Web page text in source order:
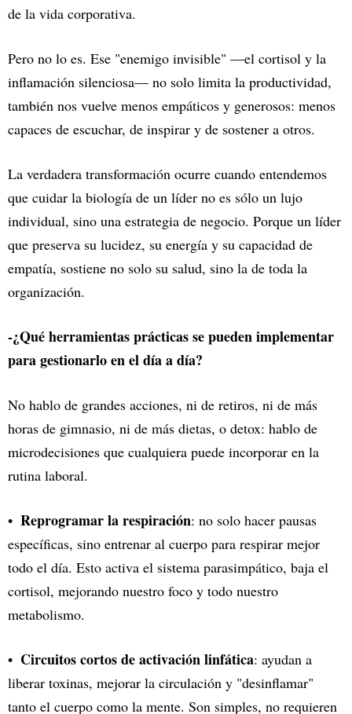
de la vida corporativa.
Pero no lo es. Ese "enemigo invisible" —el cortisol y la
inflamación silenciosa— no solo limita la productividad,
también nos vuelve menos empáticos y generosos: menos
capaces de escuchar, de inspirar y de sostener a otros.
La verdadera transformación ocurre cuando entendemos
que cuidar la biología de un líder no es sólo un lujo
individual, sino una estrategia de negocio. Porque un líder
que preserva su lucidez, su energía y su capacidad de
empatía, sostiene no solo su salud, sino la de toda la
organización.
-¿Qué herramientas prácticas se pueden implementar
para gestionarlo en el día a día?
No hablo de grandes acciones, ni de retiros, ni de más
horas de gimnasio, ni de más dietas, o detox: hablo de
microdecisiones que cualquiera puede incorporar en la
rutina laboral.
Reprogramar la respiración: no solo hacer pausas
específicas, sino entrenar al cuerpo para respirar mejor
todo el día. Esto activa el sistema parasimpático, baja el
cortisol, mejorando nuestro foco y todo nuestro
metabolismo.
Circuitos cortos de activación linfática: ayudan a
liberar toxinas, mejorar la circulación y "desinflamar"
tanto el cuerpo como la mente. Son simples, no requieren